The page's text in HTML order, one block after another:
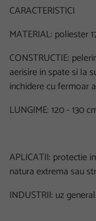
CARACTERISTICI
MATERIAL: poliester
CONSTRUCTIE:
aerisire in spate si la
inchidere cu fermoar
LUNGIME: 120 - 130
APLICATII: protectie
natura extrema sau
INDUSTRII: uz general.